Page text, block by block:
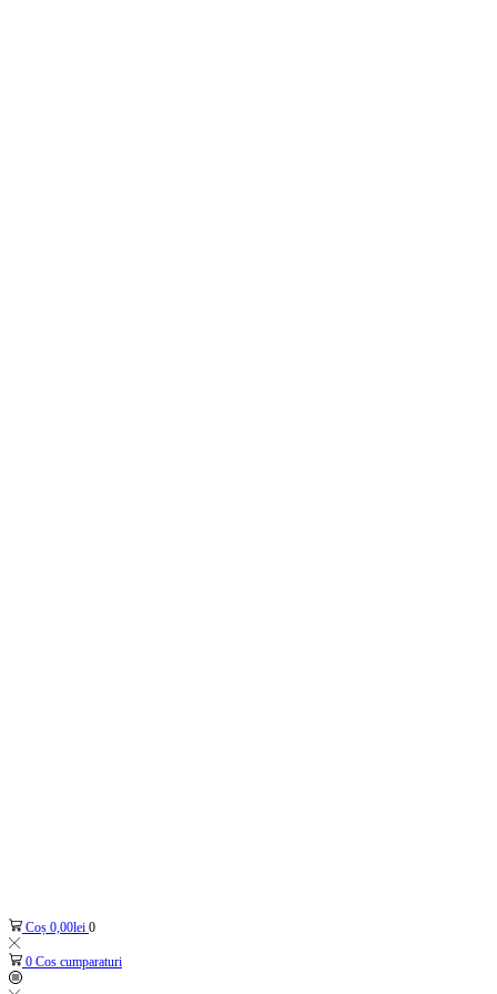
Coș 0,00lei 0
0 Cos cumparaturi